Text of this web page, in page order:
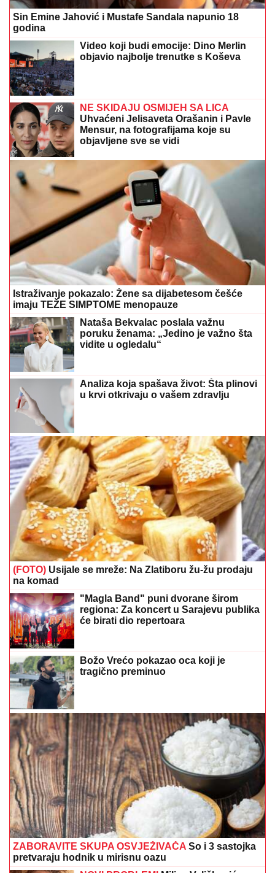
Sin Emine Jahović i Mustafe Sandala napunio 18
godina
Video koji budi emocije: Dino Merlin
objavio najbolje trenutke s Koševa
NE SKIDAJU OSMIJEH SA LICA
Uhvaćeni Jelisaveta Orašanin i Pavle
Mensur, na fotografijama koje su
objavljene sve se vidi
Istraživanje pokazalo: Žene sa dijabetesom češće
imaju TEŽE SIMPTOME menopauze
Nataša Bekvalac poslala važnu
poruku ženama: „Jedino je važno šta
vidite u ogledalu“
Analiza koja spašava život: Šta plinovi
u krvi otkrivaju o vašem zdravlju
(FOTO) Usijale se mreže: Na Zlatiboru žu-žu prodaju
na komad
"Magla Band" puni dvorane širom
regiona: Za koncert u Sarajevu publika
će birati dio repertoara
Božo Vrećo pokazao oca koji je
tragično preminuo
ZABORAVITE SKUPA OSVJEŽIVAČA So i 3 sastojka
pretvaraju hodnik u mirisnu oazu